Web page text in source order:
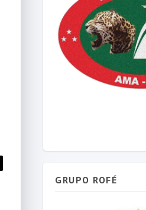
GRUPO ROFÉ